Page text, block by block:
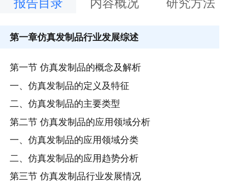
第一章仿真发制品行业发展综述
第一节 仿真发制品的概念及解析
一、仿真发制品的定义及特征
二、仿真发制品的主要类型
第二节 仿真发制品的应用领域分析
一、仿真发制品的应用领域分类
二、仿真发制品的应用趋势分析
第三节 仿真发制品行业发展情况